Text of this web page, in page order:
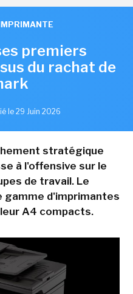
premiers
du rachat de
le 29 Juin 2026
stratégique
à l'offensive sur le
de travail. Le
gamme d'imprimantes
A4 compacts.